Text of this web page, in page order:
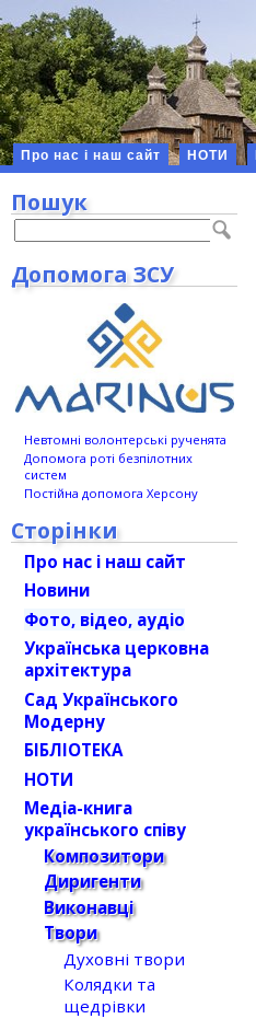
Про нас і наш сайт НОТИ
Пошук
Допомога ЗСУ
Невтомні волонтерські рученята
Допомога роті безпілотних
систем
Постійна допомога Херсону
Сторінки
Про нас і наш сайт
Новини
Фото, відео, аудіо
Українська церковна
архітектура
Сад Українського
Модерну
БІБЛІОТЕКА
НОТИ
Медіа-книга
українського співу
Композитори
Диригенти
Виконавці
Твори
Духовні твори
Колядки та
щедрівки